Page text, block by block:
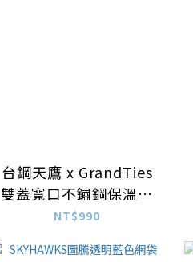
台鋼天鷹 x GrandTies
雙蓋寬口不鏽鋼保溫瓶
709mL– SKY造型款
NT$990